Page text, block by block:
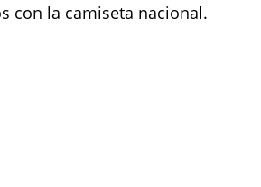
con la camiseta nacional.